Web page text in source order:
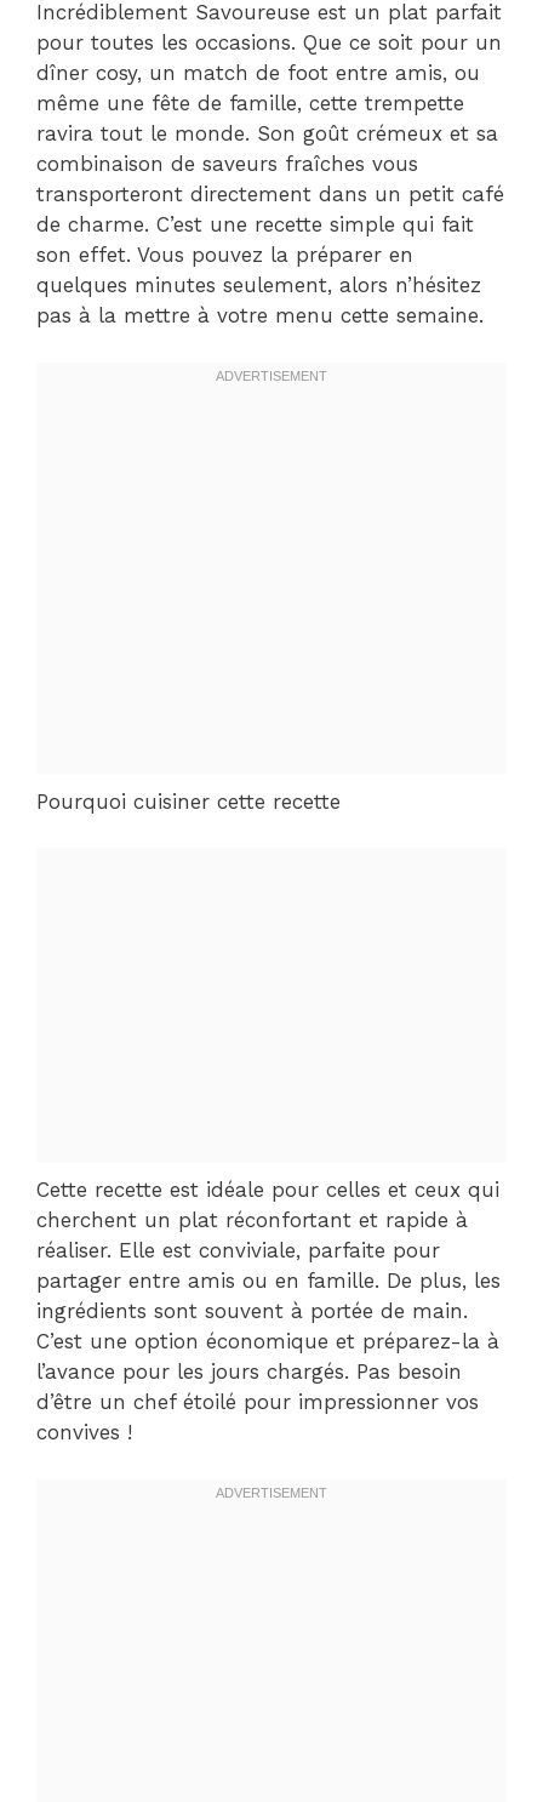
Incrédiblement Savoureuse est un plat parfait
pour toutes les occasions. Que ce soit pour un
dîner cosy, un match de foot entre amis, ou
même une fête de famille, cette trempette
ravira tout le monde. Son goût crémeux et sa
combinaison de saveurs fraîches vous
transporteront directement dans un petit café
de charme. C’est une recette simple qui fait
son effet. Vous pouvez la préparer en
quelques minutes seulement, alors n’hésitez
pas à la mettre à votre menu cette semaine.
Pourquoi cuisiner cette recette
Cette recette est idéale pour celles et ceux qui
cherchent un plat réconfortant et rapide à
réaliser. Elle est conviviale, parfaite pour
partager entre amis ou en famille. De plus, les
ingrédients sont souvent à portée de main.
C’est une option économique et préparez-la à
l’avance pour les jours chargés. Pas besoin
d’être un chef étoilé pour impressionner vos
convives !